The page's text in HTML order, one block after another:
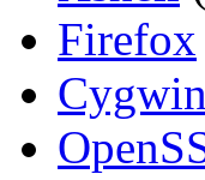
Firefox
Cygwin